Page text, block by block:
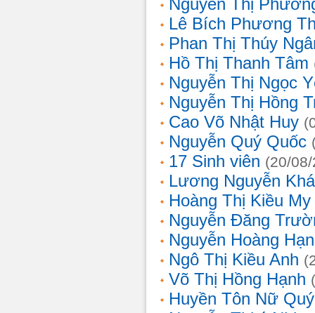
Nguyễn Thị
Lê Bích Phương
Phan Thị Thúy
Hồ Thị Thanh Tâm
Nguyễn Thị Ngọc
Nguyễn Thị Hồng
Cao Võ Nhật Huy
Nguyễn Quý Quốc
17 Sinh viên (20/
Lương Nguyễn
Hoàng Thị Kiều My
Nguyễn Đăng
Nguyễn Hoàng
Ngô Thị Kiều Anh
Võ Thị Hồng Hạnh
Huyền Tôn Nữ